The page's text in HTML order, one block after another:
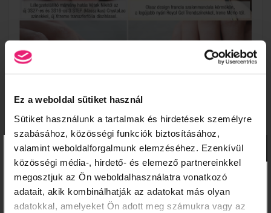
Ez a weboldal sütiket használ
Sütiket használunk a tartalmak és hirdetések személyre
szabásához, közösségi funkciók biztosításához,
valamint weboldalforgalmunk elemzéséhez. Ezenkívül
közösségi média-, hirdető- és elemező partnereinkkel
megosztjuk az Ön weboldalhasználatra vonatkozó
adatait, akik kombinálhatják az adatokat más olyan
adatokkal, amelyeket Ön adott meg számukra vagy az
KOSÁR TARTALMA
A kosár üres.